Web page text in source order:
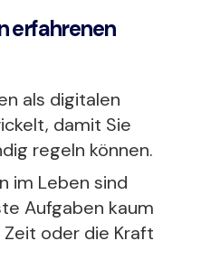
erfahrenen
als digitalen
damit Sie
regeln können.
im Leben sind
Aufgaben kaum
oder die Kraft